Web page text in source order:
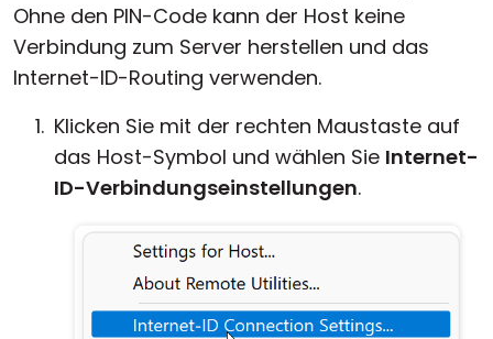
Ohne den PIN-Code kann der Host keine
Verbindung zum Server herstellen und das
Internet-ID-Routing verwenden.
Klicken Sie mit der rechten Maustaste auf
das Host-Symbol und wählen Sie Internet-
ID-Verbindungseinstellungen.